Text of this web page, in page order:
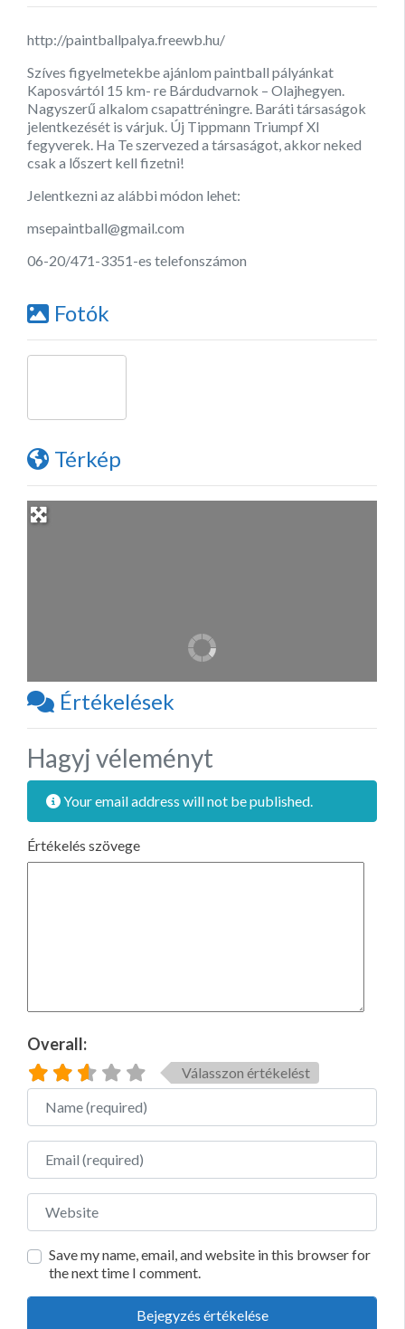
http://paintballpalya.freewb.hu/
Szíves figyelmetekbe ajánlom paintball pályánkat
Kaposvártól 15 km- re Bárdudvarnok – Olajhegyen.
Nagyszerű alkalom csapattréningre. Baráti társaságok
jelentkezését is várjuk. Új Tippmann Triumpf Xl
fegyverek. Ha Te szervezed a társaságot, akkor neked
csak a lőszert kell fizetni!
Jelentkezni az alábbi módon lehet:
msepaintball@gmail.com
06-20/471-3351-es telefonszámon
Fotók
Térkép
Értékelések
Hagyj véleményt
Your email address will not be published.
Értékelés szövege
Overall:
Válasszon értékelést
Name
Email
Website
Save my name, email, and website in this browser for
the next time I comment.